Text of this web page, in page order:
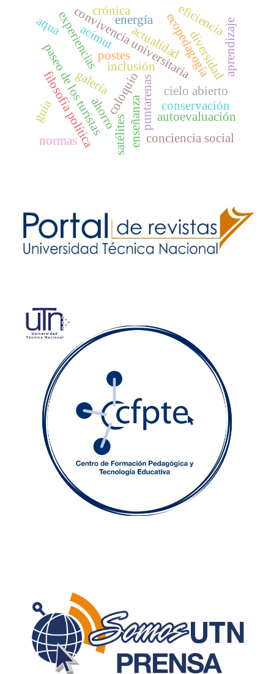
galería
postes
puntarenas cielo abierto
paseo de los turistas
convivencia universitaria
ecopedagogía
conservación
inclusión diversidad
autoevaluación
conciencia social
filosofía políticacoloquio
aprendizaje
experienciascrónica
actualidad
enseñanza
normas
energía eficiencia
ahorro
guía
acimut
aqua
satélites